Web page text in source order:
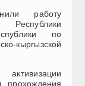
работу
по
кыргызской